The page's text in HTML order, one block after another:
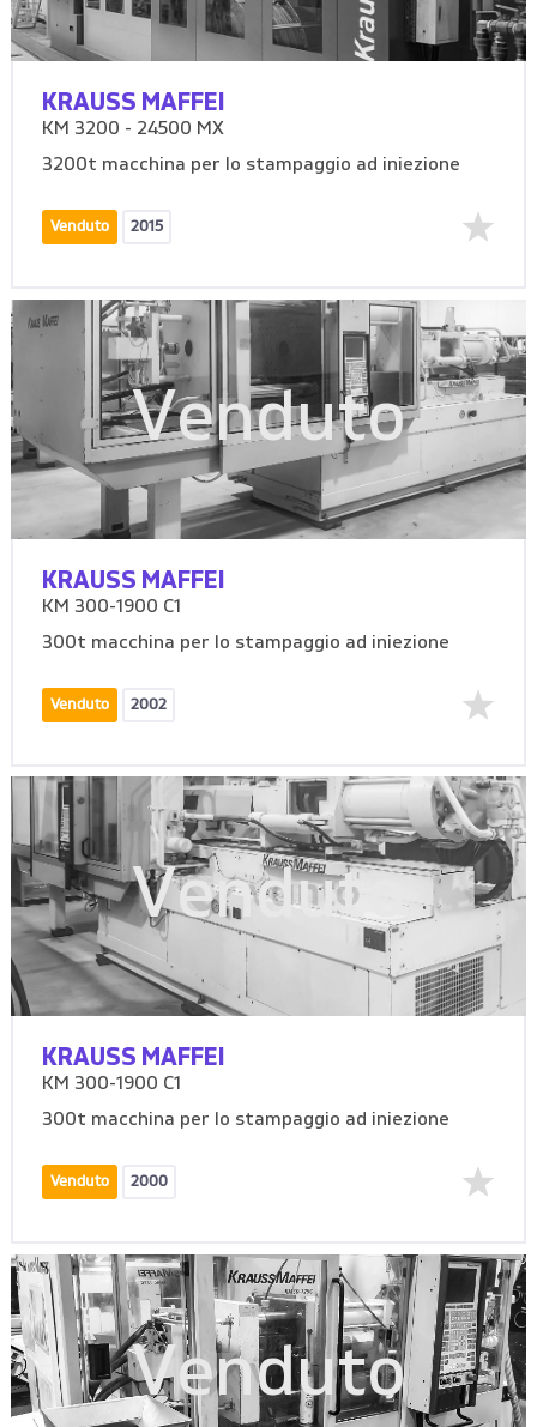
KRAUSS MAFFEI
KM 3200 - 24500 MX
3200t macchina per lo stampaggio ad iniezione
Venduto 2015
Venduto
KRAUSS MAFFEI
KM 300-1900 C1
300t macchina per lo stampaggio ad iniezione
Venduto 2002
Venduto
KRAUSS MAFFEI
KM 300-1900 C1
300t macchina per lo stampaggio ad iniezione
Venduto 2000
Venduto